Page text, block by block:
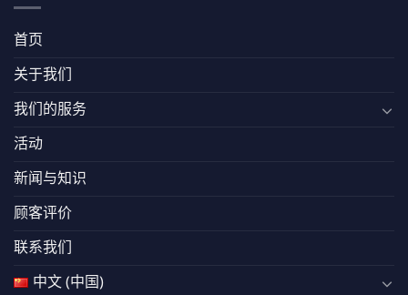
首页
关于我们
我们的服务
活动
新闻与知识
顾客评价
联系我们
中文 (中国)